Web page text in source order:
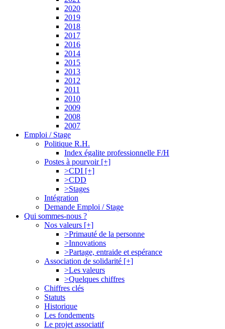
2020
2019
2018
2017
2016
2014
2015
2013
2012
2011
2010
2009
2008
2007
Emploi / Stage
Politique R.H.
Index égalite professionnelle F/H
Postes à pourvoir [+]
>CDI [+]
>CDD
>Stages
Intégration
Demande Emploi / Stage
Qui sommes-nous ?
Nos valeurs [+]
>Primauté de la personne
>Innovations
>Partage, entraide et espérance
Association de solidarité [+]
>Les valeurs
>Quelques chiffres
Chiffres clés
Statuts
Historique
Les fondements
Le projet associatif